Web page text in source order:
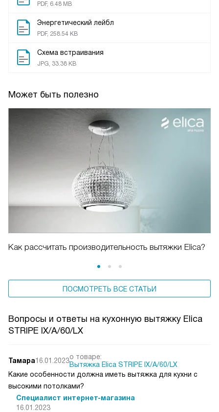
PDF, 6.48 MB
Энергетический лейбл
PDF, 258.54 KB
Схема встраивания
JPG, 33.38 KB
Может быть полезно
Как рассчитать производительность вытяжки Elica?
ПОСМОТРЕТЬ ВСЕ СТАТЬИ
Вопросы и ответы на кухонную вытяжку Elica
STRIPE IX/A/60/LX
Тамара16.01.2023о товаре:
Вытяжка Elica STRIPE IX/A/60/LX
Какие особенности должна иметь вытяжка для кухни с
высокими потолками?
Специалист интернет-магазина
16.01.2023